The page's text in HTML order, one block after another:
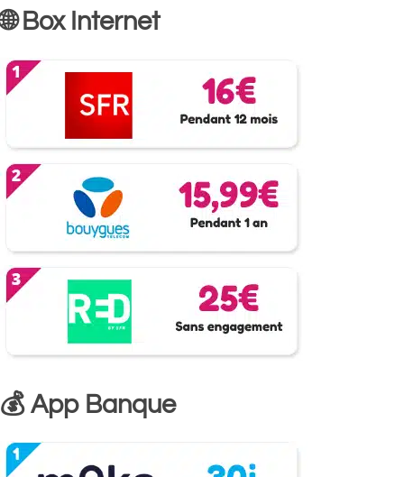
🌐 Box Internet
💰 App Banque